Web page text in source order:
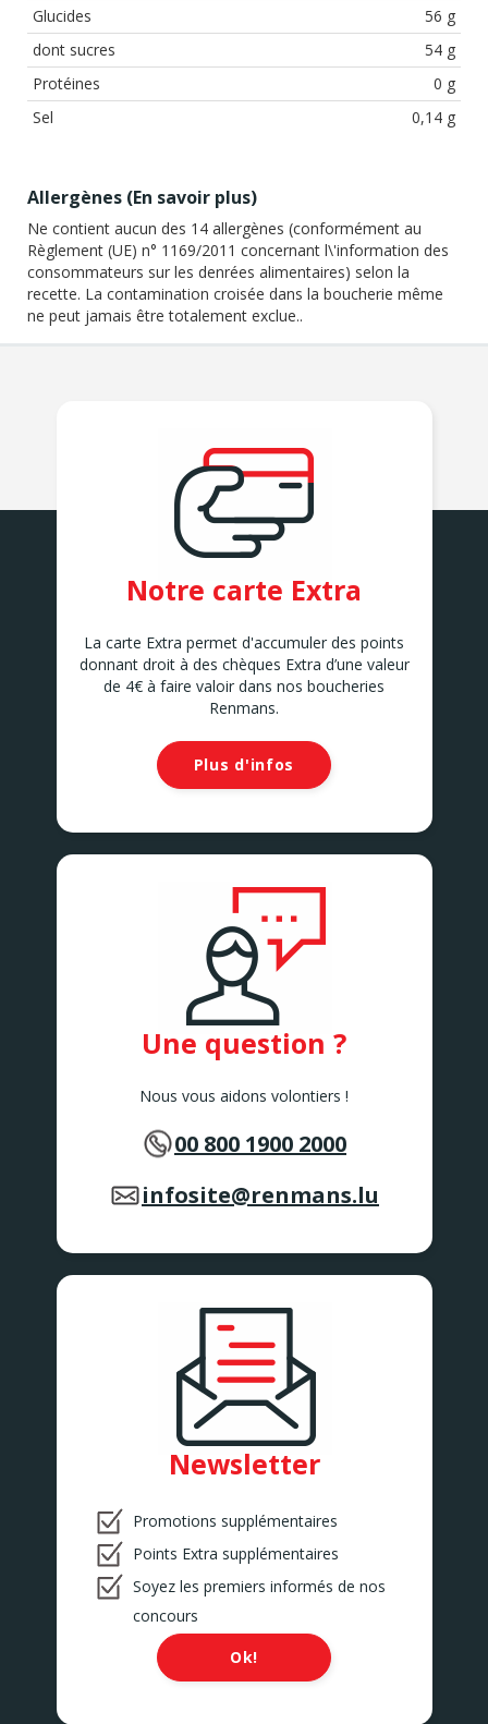
Glucides
56 g
dont sucres
54 g
Protéines
0 g
Sel
0,14 g
Allergènes (En savoir plus)
Ne contient aucun des 14 allergènes (conformément au
Règlement (UE) n° 1169/2011 concernant l\'information des
consommateurs sur les denrées alimentaires) selon la
recette. La contamination croisée dans la boucherie même
ne peut jamais être totalement exclue..
Notre carte Extra
La carte Extra permet d'accumuler des points
donnant droit à des chèques Extra d’une valeur
de 4€ à faire valoir dans nos boucheries
Renmans.
Plus d'infos
Une question ?
Nous vous aidons volontiers !
00 800 1900 2000
infosite@renmans.lu
Newsletter
Promotions supplémentaires
Points Extra supplémentaires
Soyez les premiers informés de nos
concours
Ok!